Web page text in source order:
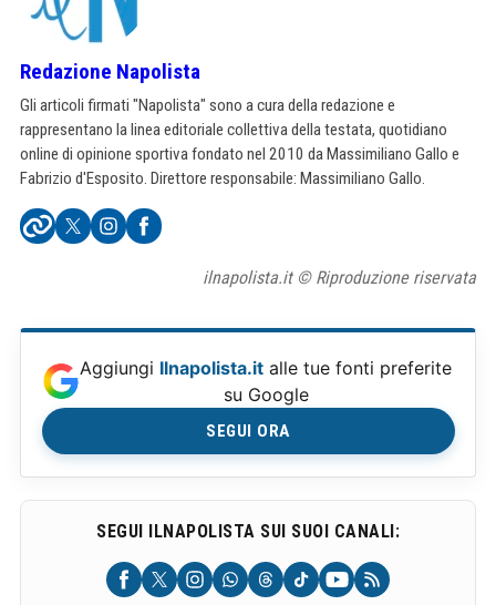
Redazione Napolista
Gli articoli firmati "Napolista" sono a cura della redazione e
rappresentano la linea editoriale collettiva della testata, quotidiano
online di opinione sportiva fondato nel 2010 da Massimiliano Gallo e
Fabrizio d'Esposito. Direttore responsabile: Massimiliano Gallo.
ilnapolista.it © Riproduzione riservata
Aggiungi Ilnapolista.it alle tue fonti preferite
su Google
SEGUI ORA
SEGUI ILNAPOLISTA SUI SUOI CANALI: